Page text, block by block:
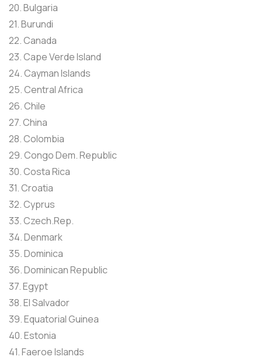
20. Bulgaria
21. Burundi
22. Canada
23. Cape Verde Island
24. Cayman Islands
25. Central Africa
26. Chile
27. China
28. Colombia
29. Congo Dem. Republic
30. Costa Rica
31. Croatia
32. Cyprus
33. Czech.Rep.
34. Denmark
35. Dominica
36. Dominican Republic
37. Egypt
38. El Salvador
39. Equatorial Guinea
40. Estonia
41. Faeroe Islands